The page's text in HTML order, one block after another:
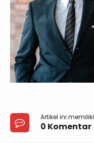
Artikel ini memiliki
0 Komentar